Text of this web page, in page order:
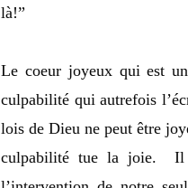
là!”
Le coeur joyeux qui est
culpabilité qui autrefois
lois de Dieu ne peut être
culpabilité tue la joie. Il